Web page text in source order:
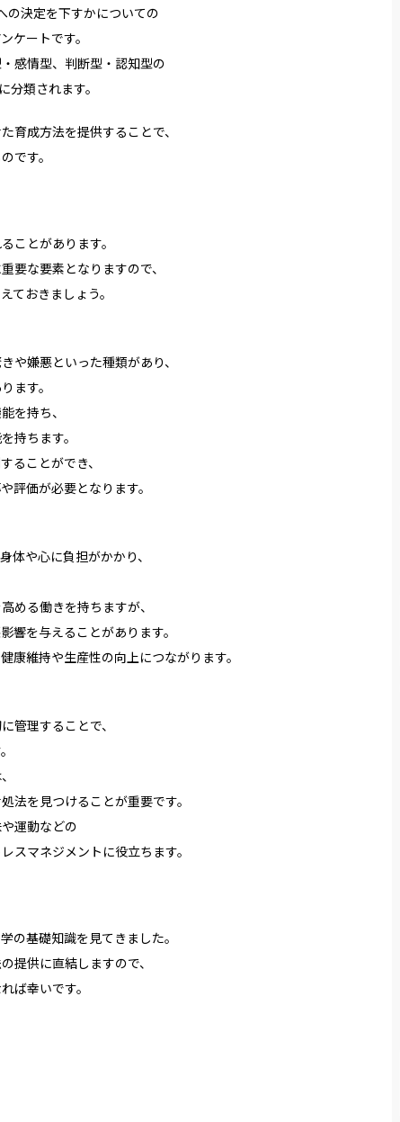
の決定を下すかについての
ケートです。
感情型、判断型・認知型の
分類されます。
育成方法を提供することで、
です。
ことがあります。
要な要素となりますので、
ておきましょう。
や嫌悪といった種類があり、
ます。
を持ち、
持ちます。
ることができ、
評価が必要となります。
体や心に負担がかかり、
める働きを持ちますが、
響を与えることがあります。
康維持や生産性の向上につながります。
管理することで、
法を見つけることが重要です。
運動などの
スマネジメントに役立ちます。
の基礎知識を見てきました。
提供に直結しますので、
ば幸いです。